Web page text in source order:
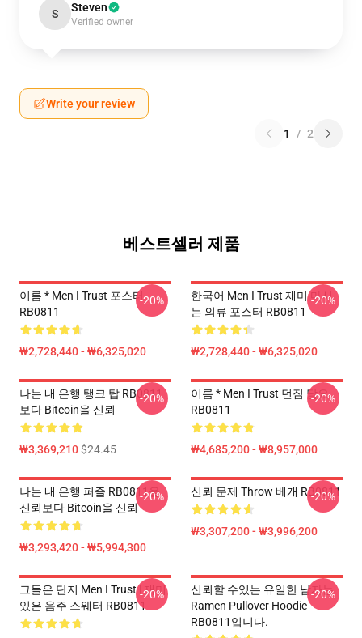
S Steven
Verified owner
Write your review
1 / 2
베스트셀러 제품
이름 * Men I Trust 포스터
RB0811
₩2,728,440 - ₩6,325,020
-20%
한국어 Men I Trust 재미 마시
는 의류 포스터 RB0811
₩2,728,440 - ₩6,325,020
-20%
나는 내 은행 탱크 탑 RB0811
보다 Bitcoin을 신뢰
₩3,369,210$24.45
-20%
이름 * Men I Trust 던짐 담요
RB0811
₩4,685,200 - ₩8,957,000
-20%
나는 내 은행 퍼즐 RB0811을
신뢰보다 Bitcoin을 신뢰
₩3,293,420 - ₩5,994,300
-20% 신뢰 문제 Throw 베개 RB0811
₩3,307,200 - ₩3,996,200
-20%
그들은 단지 Men I Trust | 재미
있은 음주 스웨터 RB0811
-20%
신뢰할 수있는 유일한 남자는
Ramen Pullover Hoodie
RB0811입니다.
-20%